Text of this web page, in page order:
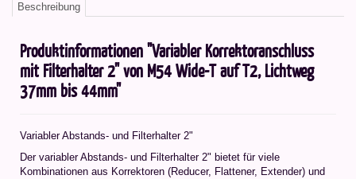
Beschreibung
Produktinformationen "Variabler Korrektoranschluss
mit Filterhalter 2" von M54 Wide-T auf T2, Lichtweg
37mm bis 44mm"
Variabler Abstands- und Filterhalter 2"
Der variabler Abstands- und Filterhalter 2" bietet für viele
Kombinationen aus Korrektoren (Reducer, Flattener, Extender) und